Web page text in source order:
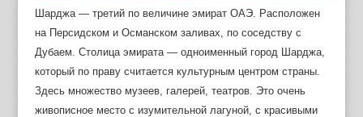
Шарджа — третий по величине эмират ОАЭ. Расположен
на Персидском и Османском заливах, по соседству с
Дубаем. Столица эмирата — одноименный город Шарджа,
который по праву считается культурным центром страны.
Здесь множество музеев, галерей, театров. Это очень
живописное место с изумительной лагуной, с красивыми